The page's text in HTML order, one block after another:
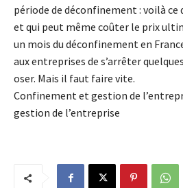
période de déconfinement : voilà ce
et qui peut même coûter le prix
un mois du déconfinement en
aux entreprises de s’arrêter
oser. Mais il faut faire vite.
Confinement et gestion de
gestion de l’entreprise